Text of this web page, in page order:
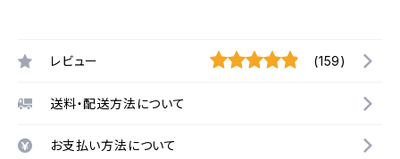
レビュー (159)
送料・配送方法について
お支払い方法について